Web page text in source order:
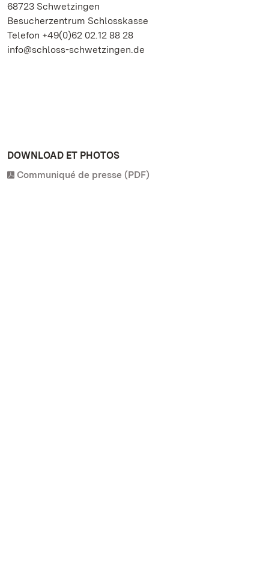
68723 Schwetzingen
Besucherzentrum Schlosskasse
Telefon +49(0)62 02.12 88 28
info@schloss-schwetzingen.de
DOWNLOAD ET PHOTOS
Communiqué de presse (PDF)